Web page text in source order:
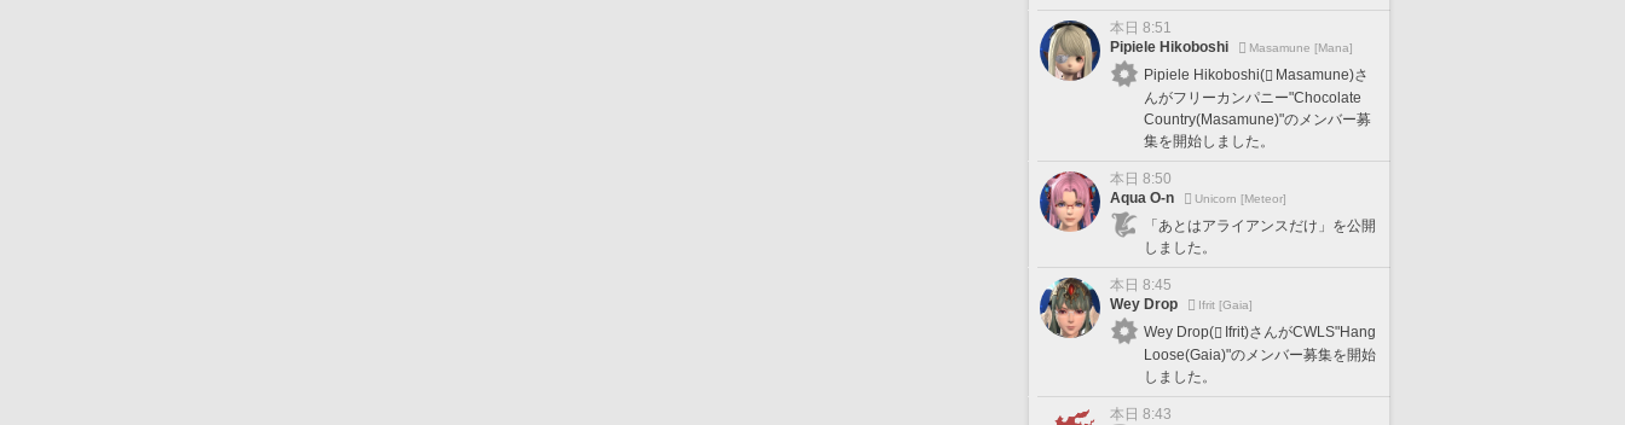
本日 8:51
Pipiele Hikoboshi
Masamune [Mana]
Pipiele Hikoboshi(
Masamune)さ
んがフリーカンパニー"Chocolate
Country(Masamune)"のメンバー募
集を開始しました。
本日 8:50
Aqua O-n
Unicorn [Meteor]
「あとはアライアンスだけ」を公開
しました。
本日 8:45
Wey Drop
Ifrit [Gaia]
Wey Drop(
Ifrit)さんがCWLS"Hang
Loose(Gaia)"のメンバー募集を開始
しました。
本日 8:43